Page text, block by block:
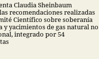
Claudia Sheinbaum
recomendaciones realizadas
Científico sobre soberanía
y yacimientos de gas natural no
integrado por 54